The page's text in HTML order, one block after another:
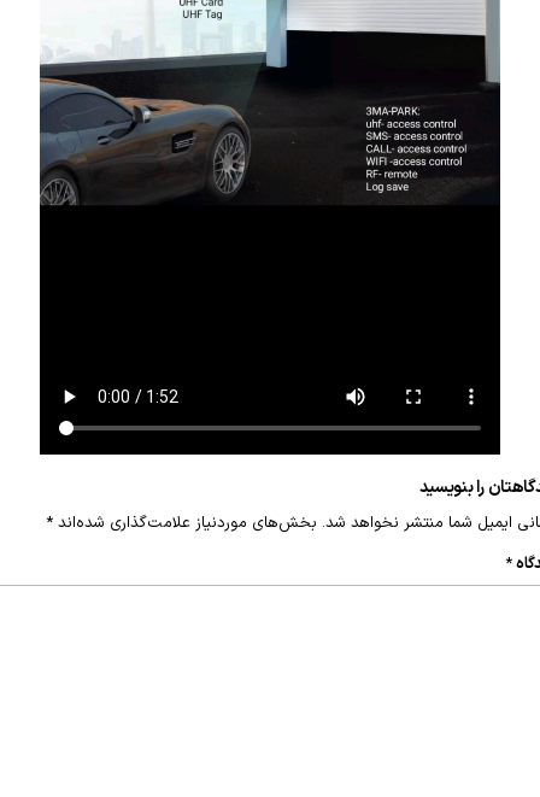
را بنویسید
ایمیل شما منتشر نخواهد شد. بخش‌های موردنیاز علامت‌گذاری شده‌اند *
*